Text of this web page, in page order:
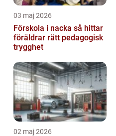
03 maj 2026
Förskola i nacka så hittar
föräldrar rätt pedagogisk
trygghet
02 maj 2026